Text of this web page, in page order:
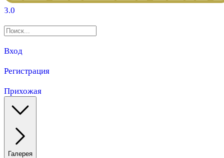
3.0
Вход
Регистрация
Прихожая
Галерея